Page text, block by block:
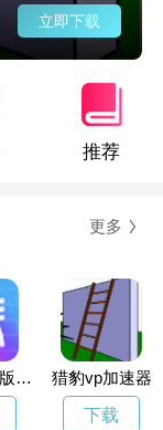
立即下载
推荐
更多
快连官方正版官网 猎豹vp加速器
下载